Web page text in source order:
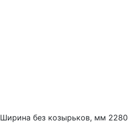
Ширина без козырьков, мм 2280